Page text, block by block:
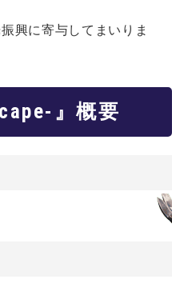
興に寄与してまいりま
』概要